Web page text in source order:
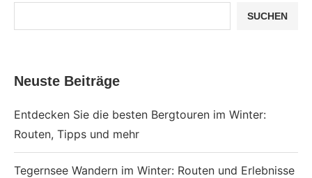
SUCHEN
Neuste Beiträge
Entdecken Sie die besten Bergtouren im Winter:
Routen, Tipps und mehr
Tegernsee Wandern im Winter: Routen und Erlebnisse